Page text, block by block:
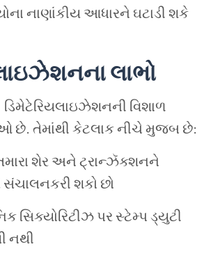
નાણાંકીય આધારને ઘટાડી શકે
લાભો
ડિમેટેરિયલાઇઝેશનની વિશાળ
છે. તેમાંથી કેટલાક નીચે મુજબ છે:
શેર અને ટ્રાન્ઝૅક્શનને
શકો છો
સિક્યોરિટીઝ પર સ્ટેમ્પ ડ્યુટી
નથી